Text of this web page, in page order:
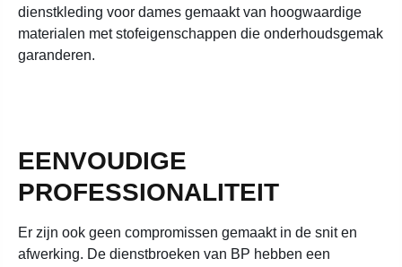
dienstkleding voor dames gemaakt van hoogwaardige
materialen met stofeigenschappen die onderhoudsgemak
garanderen.
EENVOUDIGE
PROFESSIONALITEIT
Er zijn ook geen compromissen gemaakt in de snit en
afwerking. De dienstbroeken van BP hebben een